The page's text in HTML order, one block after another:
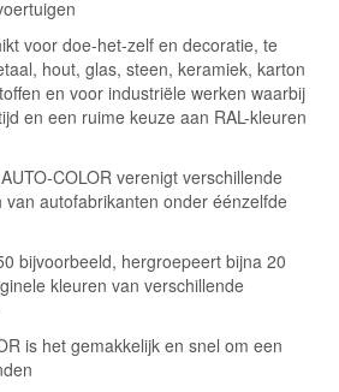
voor doe-het-zelf en decoratie, te
hout, glas, steen, keramiek, karton
en voor industriële werken waarbij
en een ruime keuze aan RAL-kleuren
COLOR verenigt verschillende
van autofabrikanten onder éénzelfde
bijvoorbeeld, hergroepeert bijna 20
kleuren van verschillende
is het gemakkelijk en snel om een